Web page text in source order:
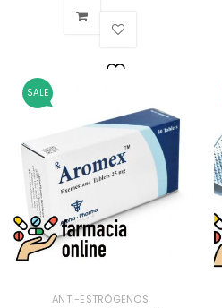
deseos
SALE
ANTI-ESTRÓGENOS